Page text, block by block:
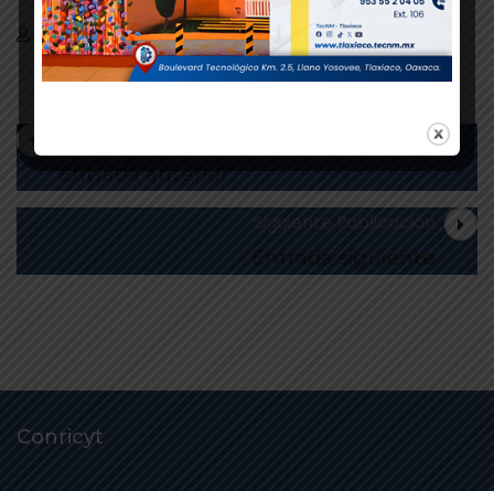
Departamento de Comunicación y Difusión
Entrada anterior
Siguiente Publicación
Entrada siguiente
Conricyt